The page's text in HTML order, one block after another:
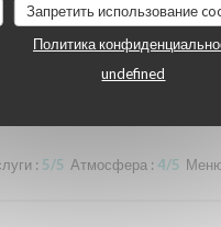
Запретить использование
Политика
undefined
Атмосфера: 4
: 5/5 Атмосфера : 4/5